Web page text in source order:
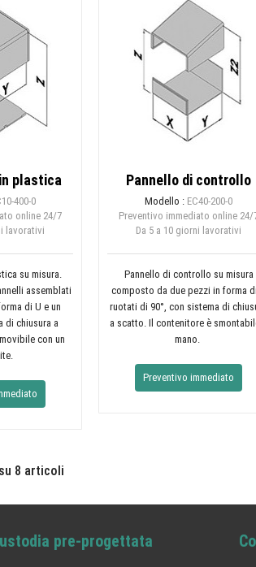
plastica
400-0
online 24/7
lavorativi
su misura.
assemblati
di U e un
di chiusura a
con un
Pannello di controllo
Modello : EC40-200-0
Preventivo immediato online 24/
Da 5 a 10 giorni lavorativi
Pannello di controllo su misura
composto da due pezzi in forma
ruotati di 90°, con sistema di
a scatto. Il contenitore è
mano.
Preventivo immediato
8 articoli
pre-progettata